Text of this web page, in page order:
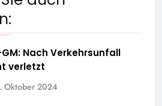
GM: Nach Verkehrsunfall
verletzt
Oktober 2024